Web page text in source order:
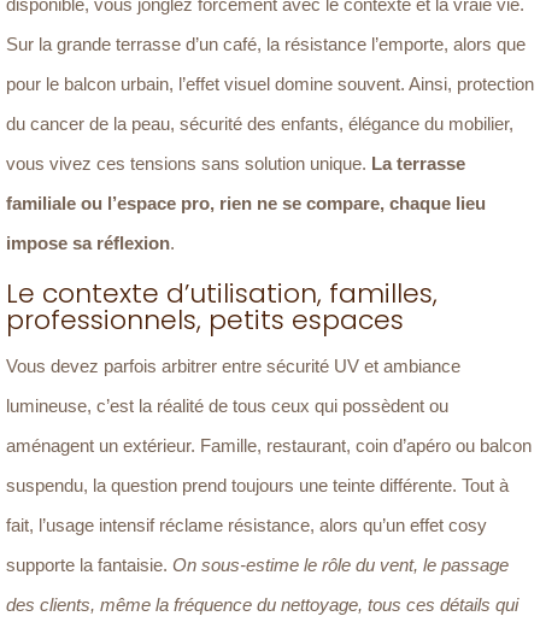
Sur la grande terrasse d’un café, la résistance l’emporte, alors que
pour le balcon urbain, l’effet visuel domine souvent. Ainsi, protection
du cancer de la peau, sécurité des enfants, élégance du mobilier,
vous vivez ces tensions sans solution unique. La terrasse
familiale ou l’espace pro, rien ne se compare, chaque lieu
impose sa réflexion.
Le contexte d’utilisation, familles,
professionnels, petits espaces
Vous devez parfois arbitrer entre sécurité UV et ambiance
lumineuse, c’est la réalité de tous ceux qui possèdent ou
aménagent un extérieur. Famille, restaurant, coin d’apéro ou balcon
suspendu, la question prend toujours une teinte différente. Tout à
fait, l’usage intensif réclame résistance, alors qu’un effet cosy
supporte la fantaisie. On sous-estime le rôle du vent, le passage
des clients, même la fréquence du nettoyage, tous ces détails qui